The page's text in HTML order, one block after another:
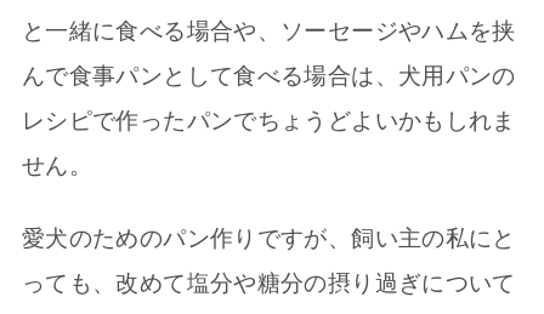
と一緒に食べる場合や、ソーセージやハムを挟
んで食事パンとして食べる場合は、犬用パンの
レシピで作ったパンでちょうどよいかもしれま
せん。
愛犬のためのパン作りですが、飼い主の私にと
っても、改めて塩分や糖分の摂り過ぎについて